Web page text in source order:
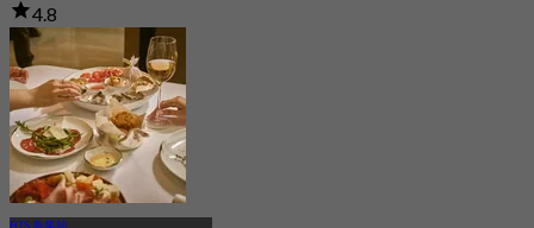
4.8
640 已预订
起฿ 800
BTS 奔集站